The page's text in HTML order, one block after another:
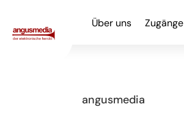
Über uns Zugänge
angusmedia